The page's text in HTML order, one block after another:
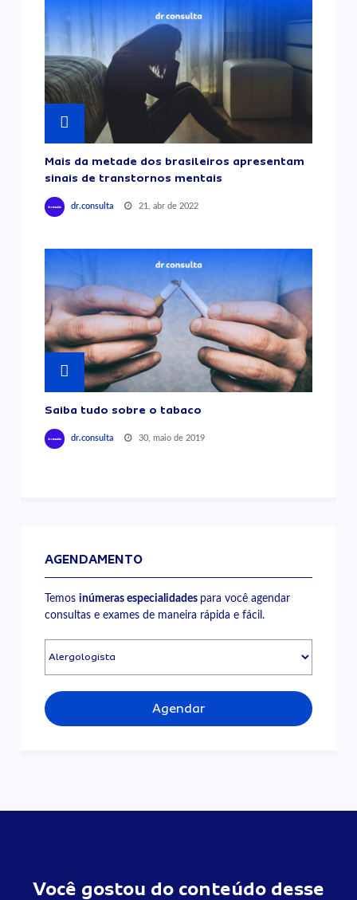
Mais da metade dos brasileiros apresentam
sinais de transtornos mentais
dr.consulta 21, abr de 2022
Saiba tudo sobre o tabaco
dr.consulta 30, maio de 2019
AGENDAMENTO
Temosinúmeras especialidades para você agendar
consultas e exames de maneira rápida e fácil.
Agendar
Você gostou do conteúdo desse